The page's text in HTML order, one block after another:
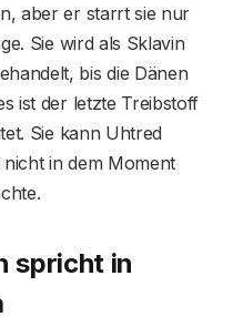
aber er starrt sie nur
Sie wird als Sklavin
bis die Dänen
ist der letzte Treibstoff
Sie kann Uhtred
in dem Moment
spricht in